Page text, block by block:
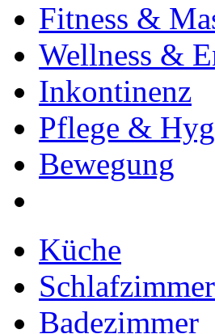
Fitness &
Wellness &
Inkontinenz
Pflege &
Bewegung
Küche
Schlafzimmer
Badezimmer